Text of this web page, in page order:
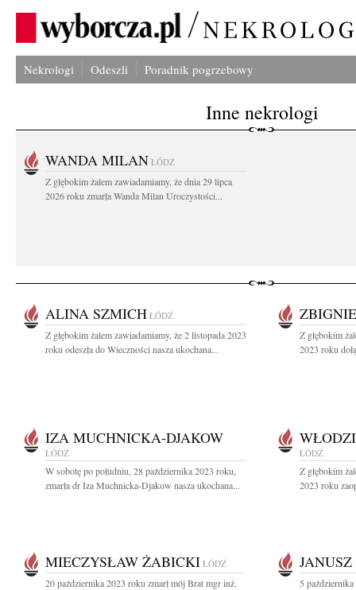
Nekrologi Odeszli Poradnik pogrzebowy
Inne nekrologi
WANDA MILAN ŁÓDŹ
Z głębokim żalem zawiadamiamy, że dnia 29 lipca
2026 roku zmarła Wanda Milan Uroczystości...
ALINA SZMICH ŁÓDŹ
Z głębokim żalem zawiadamiamy, że 2 listopada 2023
roku odeszła do Wieczności nasza ukochana...
Z głębokim
2023 roku
IZA MUCHNICKA-DJAKOW
ŁÓDŹ
W sobotę po południu, 28 października 2023 roku,
zmarła dr Iza Muchnicka-Djakow nasza ukochana...
ŁÓDŹ
Z głębokim
2023 roku
MIECZYSŁAW ŻABICKI ŁÓDŹ
20 października 2023 roku zmarł mój Brat mgr inż.
5